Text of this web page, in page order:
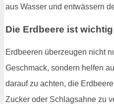
aus Wasser und entwässern
Die Erdbeere ist
Erdbeeren überzeugen nicht
Geschmack, sondern helfen
darauf zu achten, die
Zucker oder Schlagsahne zu